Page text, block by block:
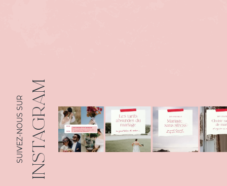
INSTAGRAM
SUIVEZ-NOUS SUR